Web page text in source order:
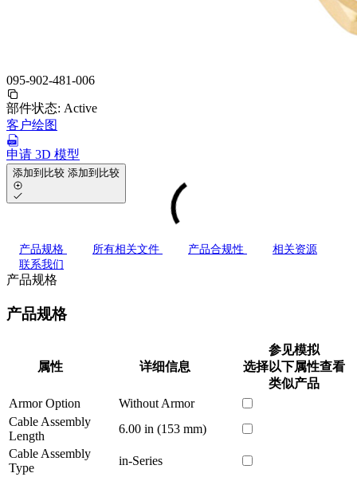
095-902-481-006
部件状态: Active
客户绘图
申请 3D 模型
添加到比较 添加到比较
产品规格 所有相关文件 产品合规性
相关资源
联系我们
产品规格
产品规格
属性 详细信息
参见模拟
选择以下属性查看
类似产品
Armor Option
Without Armor
Cable Assembly
Length
6.00 in (153 mm)
Cable Assembly
Type
in-Series